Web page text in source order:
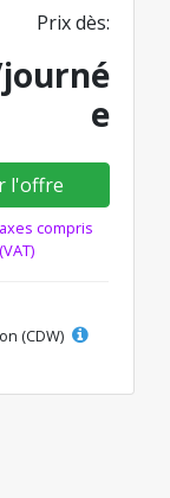
Prix dès:
e
l'offre
compris
(VAT)
(CDW)